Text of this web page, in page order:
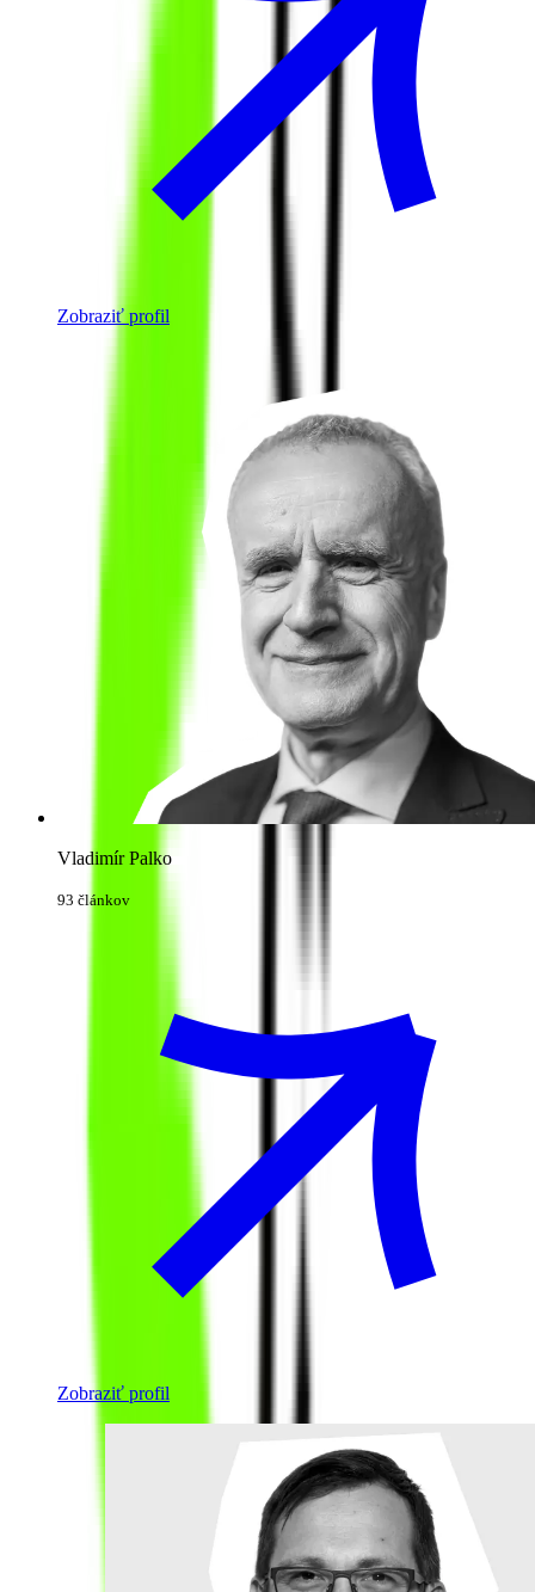
Zobraziť profil
Vladimír Palko
93 článkov
Zobraziť profil